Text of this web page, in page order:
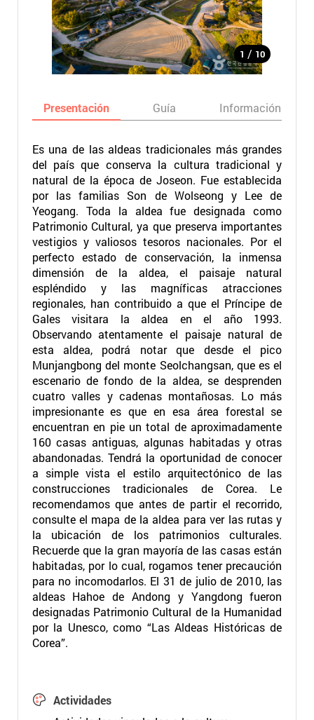
1 / 10
Presentación Guía Información
Es una de las aldeas tradicionales más grandes
del país que conserva la cultura tradicional y
natural de la época de Joseon. Fue establecida
por las familias Son de Wolseong y Lee de
Yeogang. Toda la aldea fue designada como
Patrimonio Cultural, ya que preserva importantes
vestigios y valiosos tesoros nacionales. Por el
perfecto estado de conservación, la inmensa
dimensión de la aldea, el paisaje natural
espléndido y las magníficas atracciones
regionales, han contribuido a que el Príncipe de
Gales visitara la aldea en el año 1993.
Observando atentamente el paisaje natural de
esta aldea, podrá notar que desde el pico
Munjangbong del monte Seolchangsan, que es el
escenario de fondo de la aldea, se desprenden
cuatro valles y cadenas montañosas. Lo más
impresionante es que en esa área forestal se
encuentran en pie un total de aproximadamente
160 casas antiguas, algunas habitadas y otras
abandonadas. Tendrá la oportunidad de conocer
a simple vista el estilo arquitectónico de las
construcciones tradicionales de Corea. Le
recomendamos que antes de partir el recorrido,
consulte el mapa de la aldea para ver las rutas y
la ubicación de los patrimonios culturales.
Recuerde que la gran mayoría de las casas están
habitadas, por lo cual, rogamos tener precaución
para no incomodarlos. El 31 de julio de 2010, las
aldeas Hahoe de Andong y Yangdong fueron
designadas Patrimonio Cultural de la Humanidad
por la Unesco, como “Las Aldeas Históricas de
Corea”.
Actividades